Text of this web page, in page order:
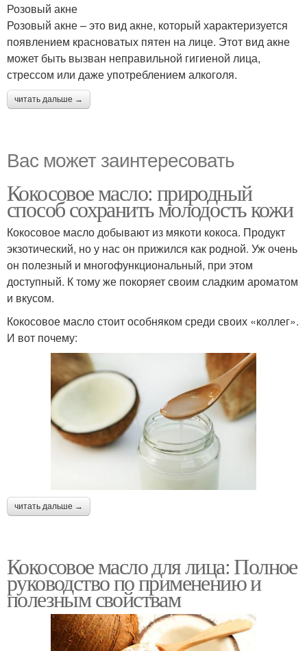
Розовый акне
Розовый акне – это вид акне, который характеризуется
появлением красноватых пятен на лице. Этот вид акне
может быть вызван неправильной гигиеной лица,
стрессом или даже употреблением алкоголя.
читать дальше →
Вас может заинтересовать
Кокосовое масло: природный
способ сохранить молодость кожи
Кокосовое масло добывают из мякоти кокоса. Продукт
экзотический, но у нас он прижился как родной. Уж очень
он полезный и многофункциональный, при этом
доступный. К тому же покоряет своим сладким ароматом
и вкусом.
Кокосовое масло стоит особняком среди своих «коллег».
И вот почему:
читать дальше →
Кокосовое масло для лица: Полное
руководство по применению и
полезным свойствам